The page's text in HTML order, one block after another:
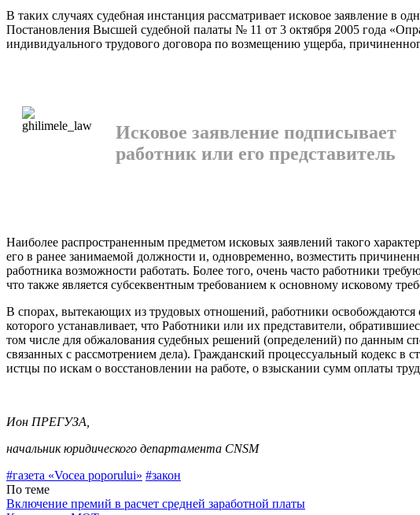
В таких случаях судебная инстанция рас­сматривает исковое заявление в
Постановления Высшей судебной палаты № 11 от 3 октября 2005 года
индивидуального трудо­вого договора по возмещению ущерба,
Исковое заявление подписывает
работник или его представитель
Наиболее распространенным предметом исковых заявлений такого
его в ранее занимаемой должности и, одновременно, возместить
работника воз­можности работать. Более того, очень часто работники
что также является субсеквентным требова­нием к основному исковому
В спорах, вытекающих из трудовых отно­шений, работники освобождаются
которого устанавливает, что Работ­ники или их представители,
том числе для об­жалования судебных решений (определений) по данным
связанных с рассмотрением дела). Гражданский процессу­альный кодекс в
истцы по искам о восстановлении на работе, о взыскании сумм оплаты
Ион ПРЕГУЗА,
начальник юридического департамента CNSM
#газета «Vocea poporului» #закон
По теме
Включение премий в расчет средней заработной платы